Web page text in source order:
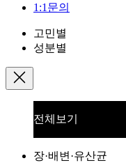
1:1문의
고민별
성분별
전체보기
장·배변·유산균